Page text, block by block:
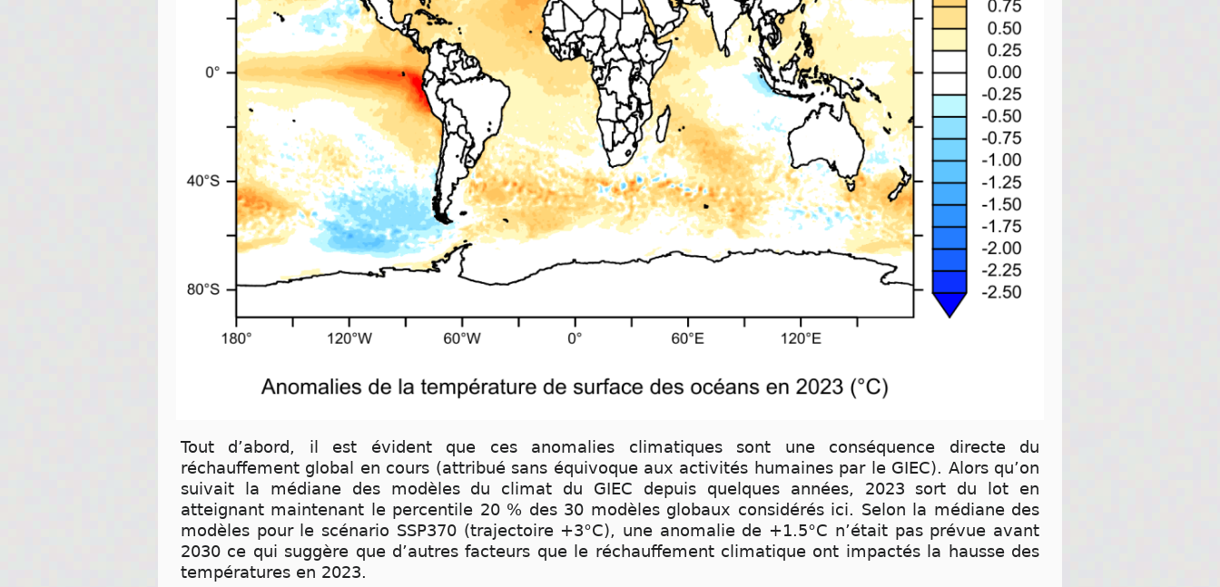
Tout d’abord, il est évident que ces anomalies climatiques sont une conséquence directe du
réchauffement global en cours (attribué sans équivoque aux activités humaines par le GIEC). Alors qu’on
suivait la médiane des modèles du climat du GIEC depuis quelques années, 2023 sort du lot en
atteignant maintenant le percentile 20 % des 30 modèles globaux considérés ici. Selon la médiane des
modèles pour le scénario SSP370 (trajectoire +3°C), une anomalie de +1.5°C n’était pas prévue avant
2030 ce qui suggère que d’autres facteurs que le réchauffement climatique ont impactés la hausse des
températures en 2023.